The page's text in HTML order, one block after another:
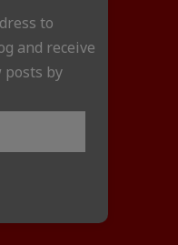
to
and receive
posts by